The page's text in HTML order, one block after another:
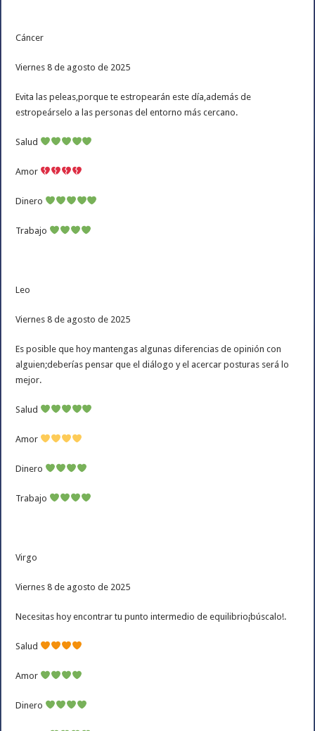
Cáncer
Viernes 8 de agosto de 2025
Evita las peleas,porque te estropearán este día,además de
estropeárselo a las personas del entorno más cercano.
Salud
Amor
Dinero
Trabajo
Leo
Viernes 8 de agosto de 2025
Es posible que hoy mantengas algunas diferencias de opinión con
alguien;deberías pensar que el diálogo y el acercar posturas será lo
mejor.
Salud
Amor
Dinero
Trabajo
Virgo
Viernes 8 de agosto de 2025
Necesitas hoy encontrar tu punto intermedio de equilibrio¡búscalo!.
Salud
Amor
Dinero